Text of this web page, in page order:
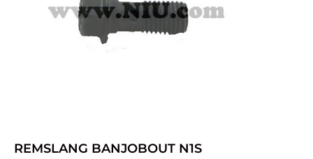
REMSLANG BANJOBOUT N1S